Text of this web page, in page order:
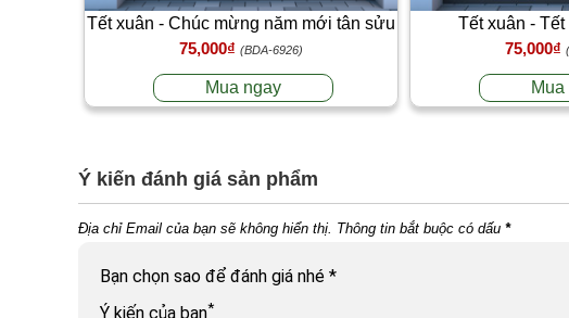
Tết xuân - Chúc mừng năm mới tân sửu
T2
75,000₫ (BDA-6926)
Mua ngay
Tết xuân -
75,000₫
Ý kiến đánh giá sản phẩm
Địa chỉ Email của bạn sẽ không hiển thị. Thông tin bắt buộc có dấu *
Bạn chọn sao để đánh giá nhé *
Ý kiến của bạn*